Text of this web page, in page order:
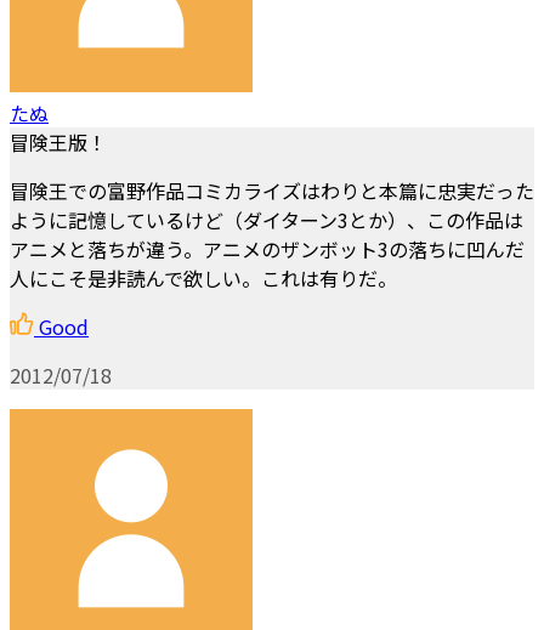
たぬ
冒険王版！
冒険王での富野作品コミカライズはわりと本篇に忠実だった
ように記憶しているけど（ダイターン3とか）、この作品は
アニメと落ちが違う。アニメのザンボット3の落ちに凹んだ
人にこそ是非読んで欲しい。これは有りだ。
Good
2012/07/18